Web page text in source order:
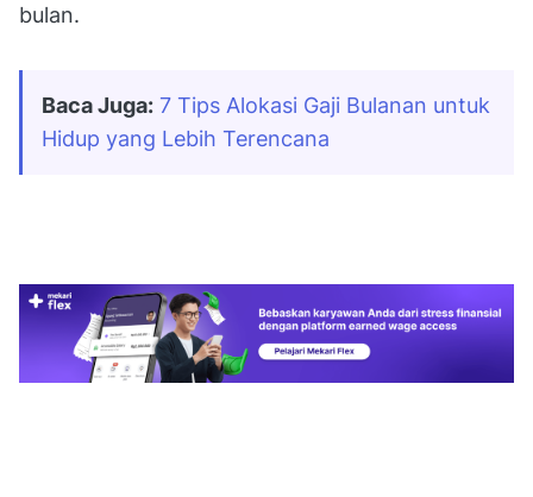
bulan.
Baca Juga: 7 Tips Alokasi Gaji Bulanan untuk
Hidup yang Lebih Terencana